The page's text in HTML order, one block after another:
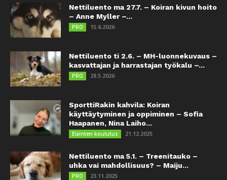
Nettiluento ma 27.7. – Koiran kivun hoito
– Anne Myller –...
PRO 15.6.2026
Nettiluento ti 2.6. – MH-luonnekuvaus –
kasvattajan ja harrastajan työkalu –...
PRO 28.5.2026
SporttiRakin kahvila: Koiran
käyttäytyminen ja oppiminen – Sofia
Haapanen, Nina Laiho...
Eläinten koulutus 21.12.2025
Nettiluento ma 5.1. – Treenitauko –
uhka vai mahdollisuus? – Maiju...
PRO 23.11.2025